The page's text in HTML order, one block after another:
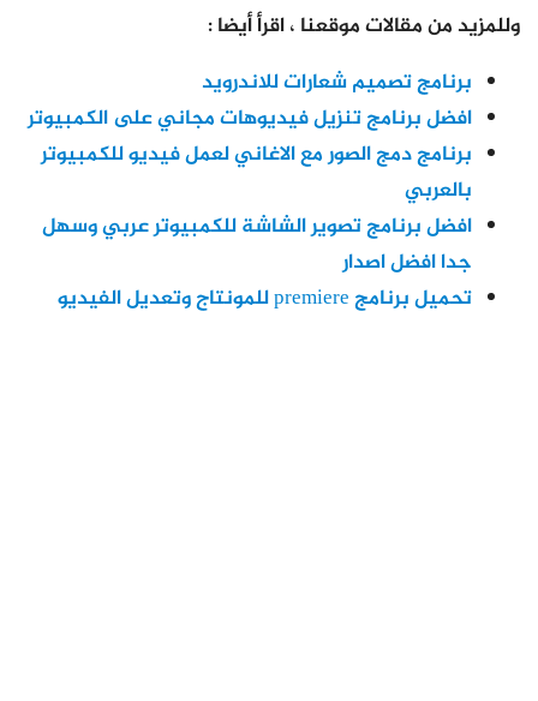
وللمزيد من مقالات موقعنا ، اقرأ أيضا :
برنامج تصميم شعارات للاندرويد
افضل برنامج تنزيل فيديوهات مجاني على الكمبيوتر
برنامج دمج الصور مع الاغاني لعمل فيديو للكمبيوتر
بالعربي
افضل برنامج تصوير الشاشة للكمبيوتر عربي وسهل
جدا افضل اصدار
تحميل برنامج premiere للمونتاج وتعديل الفيديو